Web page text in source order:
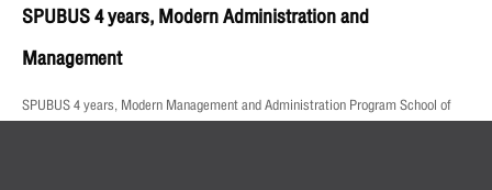
SPUBUS 4 years, Modern Administration and
Management
SPUBUS 4 years, Modern Management and Administration Program School of